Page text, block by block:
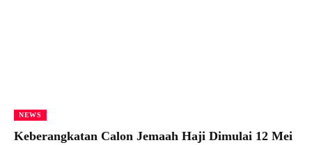
NEWS
Keberangkatan Calon Jemaah Haji Dimulai 12 Mei